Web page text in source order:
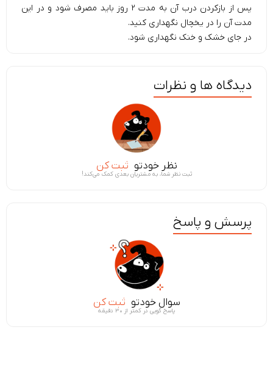
پس از بازکردن درب آن به مدت ۲ روز باید مصرف شود و در این
مدت آن را در یخچال نگهداری کنید.
در جای خشک و خنک نگهداری شود.
دیدگاه ها و نظرات
نظر خودتو ثبت کن
ثبت نظر شما، به مشتریان بعدی کمک می‌کند!
پرسش و پاسخ
سوال خودتو ثبت کن
پاسخ گویی در کمتر از ۳۰ دقیقه